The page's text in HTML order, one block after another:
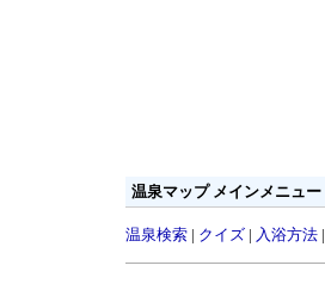
温泉マップ メインメニュー
温泉検索 | クイズ | 入浴方法 |